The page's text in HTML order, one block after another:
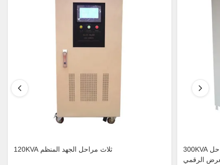
120KVA ثلاث مراحل الجهد المنظم
300KVA الاتصالات السلكية واللاسلكية ثلاث مراحل
الرقمي